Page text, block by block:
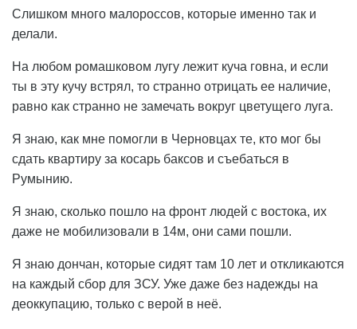
Слишком много малороссов, которые именно так и
делали.
На любом ромашковом лугу лежит куча говна, и если
ты в эту кучу встрял, то странно отрицать ее наличие,
равно как странно не замечать вокруг цветущего луга.
Я знаю, как мне помогли в Черновцах те, кто мог бы
сдать квартиру за косарь баксов и съебаться в
Румынию.
Я знаю, сколько пошло на фронт людей с востока, их
даже не мобилизовали в 14м, они сами пошли.
Я знаю дончан, которые сидят там 10 лет и откликаются
на каждый сбор для ЗСУ. Уже даже без надежды на
деоккупацию, только с верой в неё.